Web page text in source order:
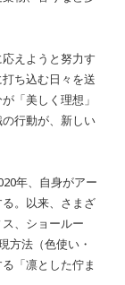
えようと努力す
ち込む日々を送
「美しく理想」
行動が、新しい
年、自身がアー
。以来、さまざ
、ショールー
方法（色使い・
「凛とした佇ま